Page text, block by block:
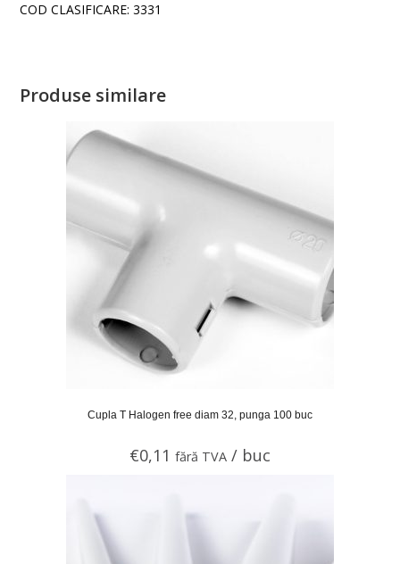
COD CLASIFICARE: 3331
Produse similare
Cupla T Halogen free diam 32, punga 100 buc
€0,11 fără TVA / buc